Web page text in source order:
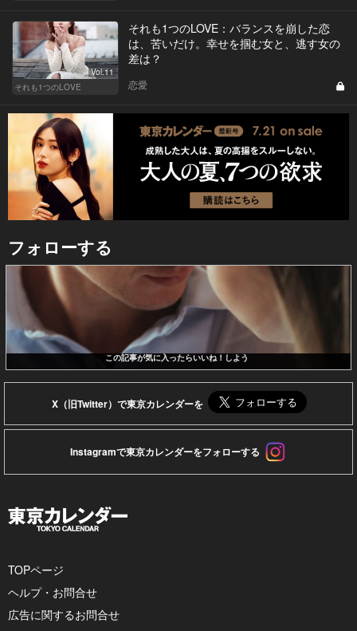
Vol.11
それも1つのLOVE
それも1つのLOVE：バランスを崩した恋
は、苦いだけ。幸せを掴む女と、逃す女の
差は？
恋愛
フォローする
この記事が気に入ったらいいね！しよう
X（旧Twitter）で東京カレンダーを
Instagramで東京カレンダーをフォローする
TOPページ
ヘルプ・お問合せ
広告に関するお問合せ